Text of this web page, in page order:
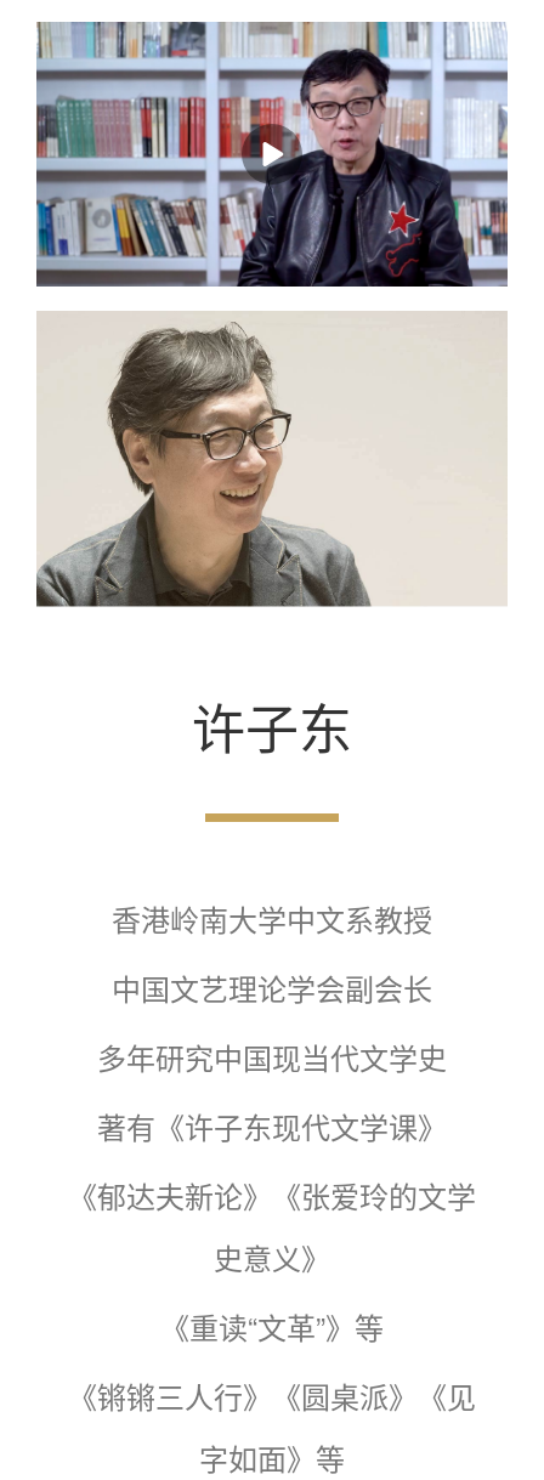
许子东
香港岭南大学中文系教授
中国文艺理论学会副会长
多年研究中国现当代文学史
著有《许子东现代文学课》
《郁达夫新论》《张爱玲的文学
史意义》
《重读“文革”》等
《锵锵三人行》《圆桌派》《见
字如面》等